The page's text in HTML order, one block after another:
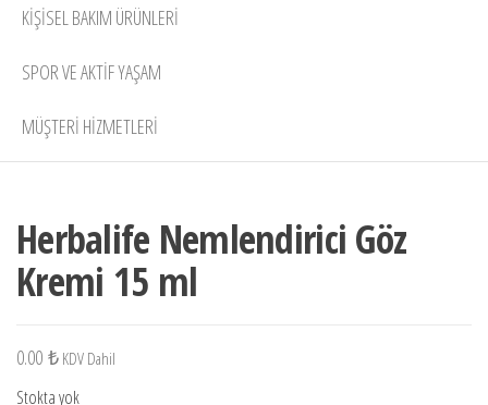
KIŞISEL BAKIM ÜRÜNLERI
SPOR VE AKTIF YAŞAM
MÜŞTERİ HİZMETLERİ
Herbalife Nemlendirici Göz
Kremi 15 ml
0.00 ₺ KDV Dahil
Stokta yok